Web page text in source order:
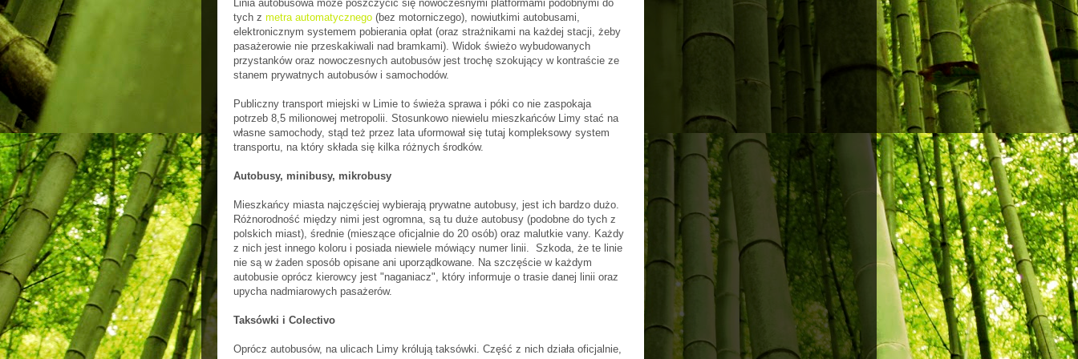
Linia autobusowa może poszczycić się nowoczesnymi platformami podobnymi do
tych z metra automatycznego (bez motorniczego), nowiutkimi autobusami,
elektronicznym systemem pobierania opłat (oraz strażnikami na każdej stacji, żeby
pasażerowie nie przeskakiwali nad bramkami). Widok świeżo wybudowanych
przystanków oraz nowoczesnych autobusów jest trochę szokujący w kontraście ze
stanem prywatnych autobusów i samochodów.
Publiczny transport miejski w Limie to świeża sprawa i póki co nie zaspokaja
potrzeb 8,5 milionowej metropolii. Stosunkowo niewielu mieszkańców Limy stać na
własne samochody, stąd też przez lata uformował się tutaj kompleksowy system
transportu, na który składa się kilka różnych środków.
Autobusy, minibusy, mikrobusy
Mieszkańcy miasta najczęściej wybierają prywatne autobusy, jest ich bardzo dużo.
Różnorodność między nimi jest ogromna, są tu duże autobusy (podobne do tych z
polskich miast), średnie (mieszące oficjalnie do 20 osób) oraz malutkie vany. Każdy
z nich jest innego koloru i posiada niewiele mówiący numer linii. Szkoda, że te linie
nie są w żaden sposób opisane ani uporządkowane. Na szczęście w każdym
autobusie oprócz kierowcy jest "naganiacz", który informuje o trasie danej linii oraz
upycha nadmiarowych pasażerów.
Taksówki i Colectivo
Oprócz autobusów, na ulicach Limy królują taksówki. Część z nich działa oficjalnie,